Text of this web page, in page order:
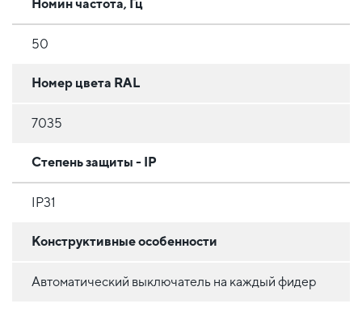
Номин частота, Гц
50
Номер цвета RAL
7035
Степень защиты - IP
IP31
Конструктивные особенности
Автоматический выключатель на каждый фидер